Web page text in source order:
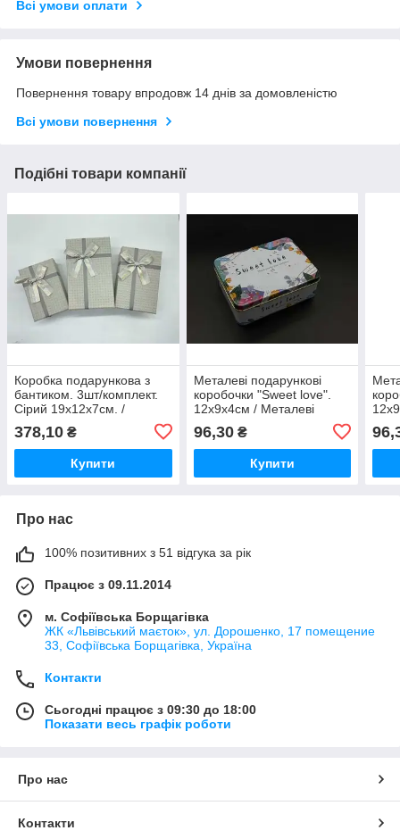
Всі умови оплати
Умови повернення
Повернення товару впродовж 14 днів за домовленістю
Всі умови повернення
Подібні товари компанії
Коробка подарункова з
бантиком. 3шт/комплект.
Сірий 19х12х7см. /
бантиком. 3шт/комплект.
Сірий 19х12х7см.
378,10 ₴
Купити
Металеві подарункові
коробочки "Sweet love".
12х9х4см / Металеві
"Sweet love". 12х9х4см
96,30₴
Купити
Про нас
100% позитивних з 51 відгука за рік
Працює з 09.11.2014
м. Софіївська Борщагівка
ЖК «Львівський маєток», ул. Дорошенко, 17 помещение
33, Софіївська Борщагівка, Україна
Контакти
Сьогодні працює з 09:30 до 18:00
Показати весь графік роботи
Про нас
Контакти